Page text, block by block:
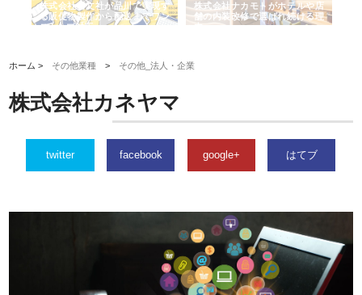
耕文社が品川で実現す
製作から配送までワン
株式会社ナカモトがホテルや店
舗の内装改修で選ばれ続ける理
由
株式会社スプリン
れる理由とOEMア
強み
ホーム > その他業種 > その他_法人・企業
株式会社カネヤマ
twitter facebook google+ はてブ